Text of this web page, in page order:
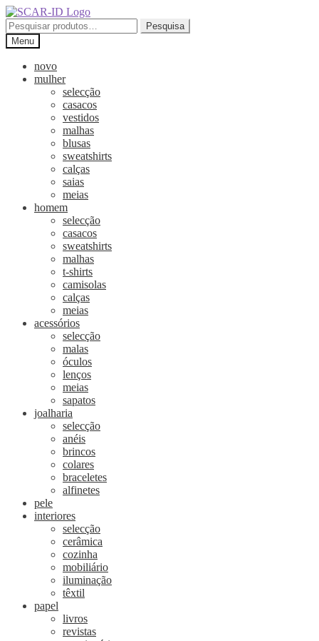
Ir
para
a
navegação
Saltar
para
o
conteúdo
Pesquisar
por:
Pesquisa
Menu
novo
mulher
selecção
casacos
vestidos
malhas
blusas
sweatshirts
calças
saias
meias
homem
selecção
casacos
sweatshirts
malhas
t-shirts
camisolas
calças
meias
acessórios
selecção
malas
óculos
lenços
meias
sapatos
joalharia
selecção
anéis
brincos
colares
braceletes
alfinetes
pele
interiores
selecção
cerâmica
cozinha
mobiliário
iluminação
têxtil
papel
livros
revistas